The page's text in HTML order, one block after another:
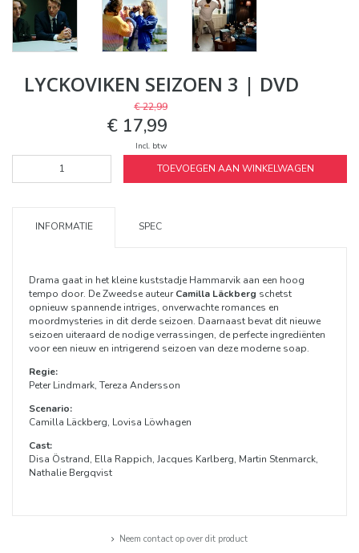
LYCKOVIKEN SEIZOEN 3 | DVD
€ 22,99
€ 17,99
Incl. btw
TOEVOEGEN AAN WINKELWAGEN
INFORMATIE SPEC
Drama gaat in het kleine kuststadje Hammarvik aan een hoog
tempo door. De Zweedse auteurCamilla Läckberg schetst
opnieuw spannende intriges, onverwachte romances en
moordmysteries in dit derde seizoen. Daarnaast bevat dit nieuwe
seizoen uiteraard de nodige verrassingen, de perfecte ingrediënten
voor een nieuw en intrigerend seizoen van deze moderne soap.
Regie:
Peter Lindmark, Tereza Andersson
Scenario:
Camilla Läckberg, Lovisa Löwhagen
Cast:
Disa Östrand, Ella Rappich, Jacques Karlberg, Martin Stenmarck,
Nathalie Bergqvist
Neem contact op over dit product